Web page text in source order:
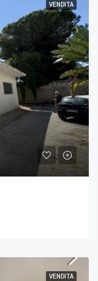
VENDITA
VENDITA